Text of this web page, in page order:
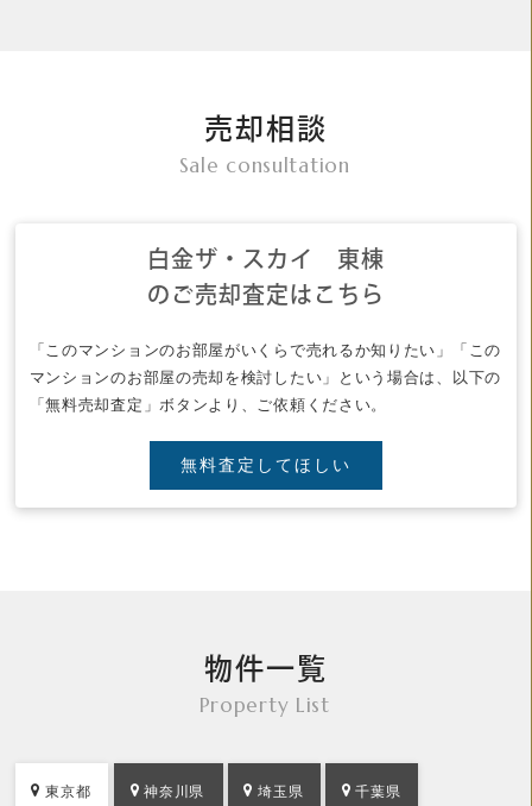
売却相談
Sale consultation
白金ザ・スカイ 東棟
のご売却査定はこちら
「このマンションのお部屋がいくらで売れるか知りたい」「この
マンションのお部屋の売却を検討したい」という場合は、以下の
「無料売却査定」ボタンより、ご依頼ください。
無料査定してほしい
物件一覧
Property List
東京都 神奈川県 埼玉県 千葉県